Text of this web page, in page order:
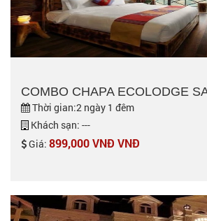
COMBO CHAPA ECOLODGE
Thời gian:2 ngày 1 đêm
Khách sạn: ---
Giá: 899,000 VNĐ VNĐ